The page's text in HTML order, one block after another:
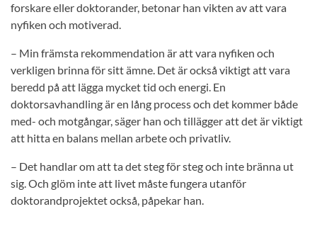
forskare eller doktorander, betonar han vikten av att vara
nyfiken och motiverad.
– Min främsta rekommendation är att vara nyfiken och
verkligen brinna för sitt ämne. Det är också viktigt att vara
beredd på att lägga mycket tid och energi. En
doktorsavhandling är en lång process och det kommer både
med- och motgångar, säger han och tillägger att det är viktigt
att hitta en balans mellan arbete och privatliv.
– Det handlar om att ta det steg för steg och inte bränna ut
sig. Och glöm inte att livet måste fungera utanför
doktorandprojektet också, påpekar han.